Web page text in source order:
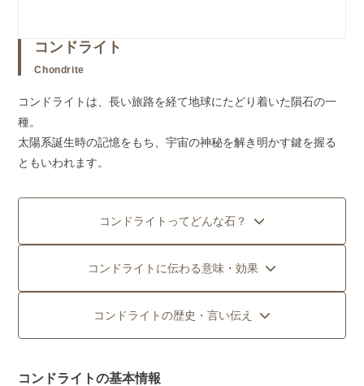
コンドライト
Chondrite
コンドライトは、長い旅路を経て地球にたどり着いた隕石の一
種。
太陽系誕生時の記憶をもち、宇宙の神秘を解き明かす鍵を握る
ともいわれます。
コンドライトってどんな石？
コンドライトに伝わる意味・効果
コンドライトの歴史・言い伝え
コンドライトの基本情報